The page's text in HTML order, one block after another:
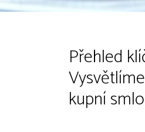
Přehled
kupní